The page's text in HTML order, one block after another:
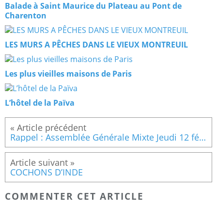
Balade à Saint Maurice du Plateau au Pont de
Charenton
LES MURS A PÊCHES DANS LE VIEUX MONTREUIL
Les plus vieilles maisons de Paris
L’hôtel de la Païva
Rappel : Assemblée Générale Mixte Jeudi 12 février 2026
COCHONS D’INDE
COMMENTER CET ARTICLE